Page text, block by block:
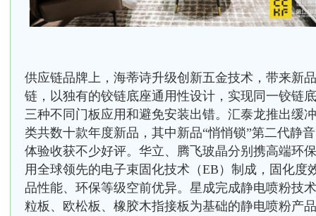
供应链品牌上，海蒂诗升级创新五金技术，带来新
链，以独有的铰链底座通用性设计，实现同一铰链
三种不同门板应用和避免安装出错。汇泰龙推出缓
类共数十款年度新品，其中新品“悄悄锁”第二代静
体验收获不少好评。华立、腾飞玻晶分别携高端环
用全球领先的电子束固化技术（EB）制成，固化度
品性能、环保等级空前优异。星成完成静电喷粉技
粒板、欧松板、橡胶木指接板为基础的静电喷粉产